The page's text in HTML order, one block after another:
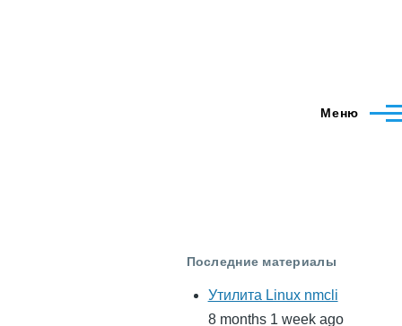
Меню
Последние материалы
Утилита Linux nmcli
8 months 1 week ago